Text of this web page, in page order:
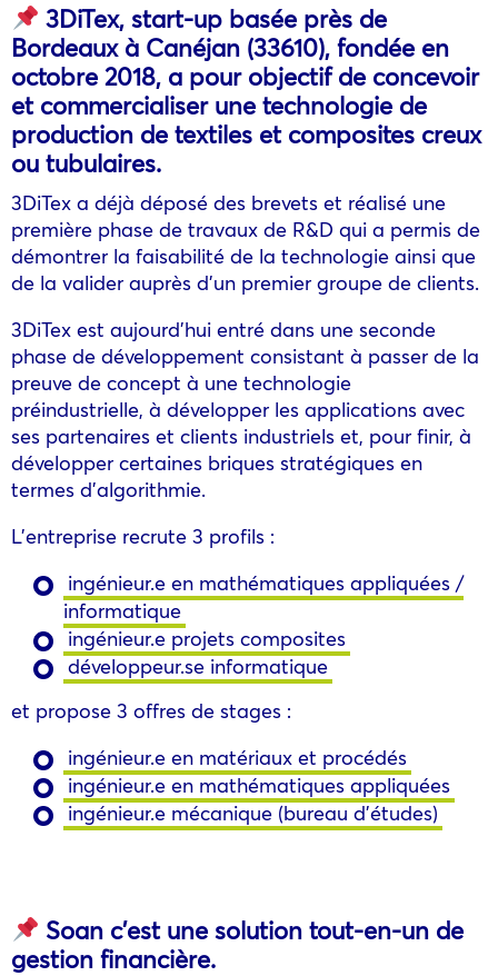
3DiTex, start-up basée près de
Bordeaux à Canéjan (33610), fondée en
octobre 2018, a pour objectif de concevoir
et commercialiser une technologie de
production de textiles et composites creux
ou tubulaires.
3DiTex a déjà déposé des brevets et réalisé une
première phase de travaux de R&D qui a permis de
démontrer la faisabilité de la technologie ainsi que
de la valider auprès d’un premier groupe de clients.
3DiTex est aujourd’hui entré dans une seconde
phase de développement consistant à passer de la
preuve de concept à une technologie
préindustrielle, à développer les applications avec
ses partenaires et clients industriels et, pour finir, à
développer certaines briques stratégiques en
termes d’algorithmie.
L’entreprise recrute 3 profils :
ingénieur.e en mathématiques appliquées /
informatique
ingénieur.e projets composites
développeur.se informatique
et propose 3 offres de stages :
ingénieur.e en matériaux et procédés
ingénieur.e en mathématiques appliquées
ingénieur.e mécanique (bureau d’études)
Soan c’est une solution tout-en-un de
gestion financière.